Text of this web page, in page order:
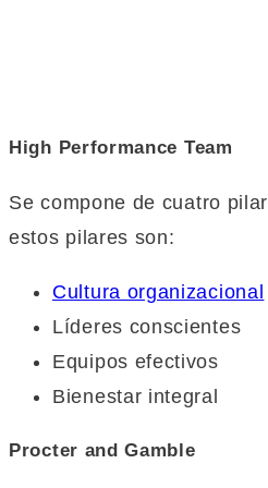
High Performance Team
Se compone de cuatro
estos pilares son:
Cultura organizacional
Líderes conscientes
Equipos efectivos
Bienestar integral
Procter and Gamble